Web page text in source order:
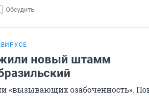
Обсудить
новый штамм
«вызывающих озабоченность».